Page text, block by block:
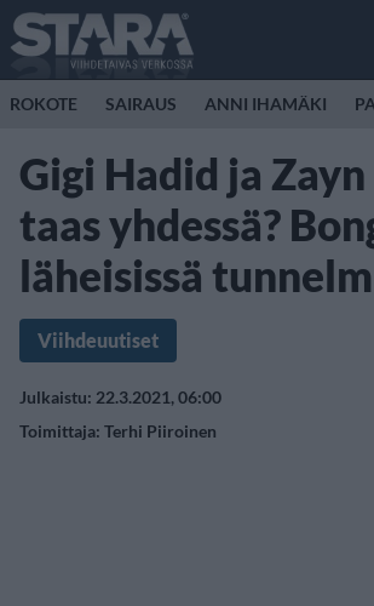
ROKOTE SAIRAUS ANNI IHAMÄKI
Gigi Hadid ja
taas yhdessä?
läheisissä
Viihdeuutiset
Julkaistu: 22.3.2021, 06:00
Toimittaja: Terhi Piiroinen